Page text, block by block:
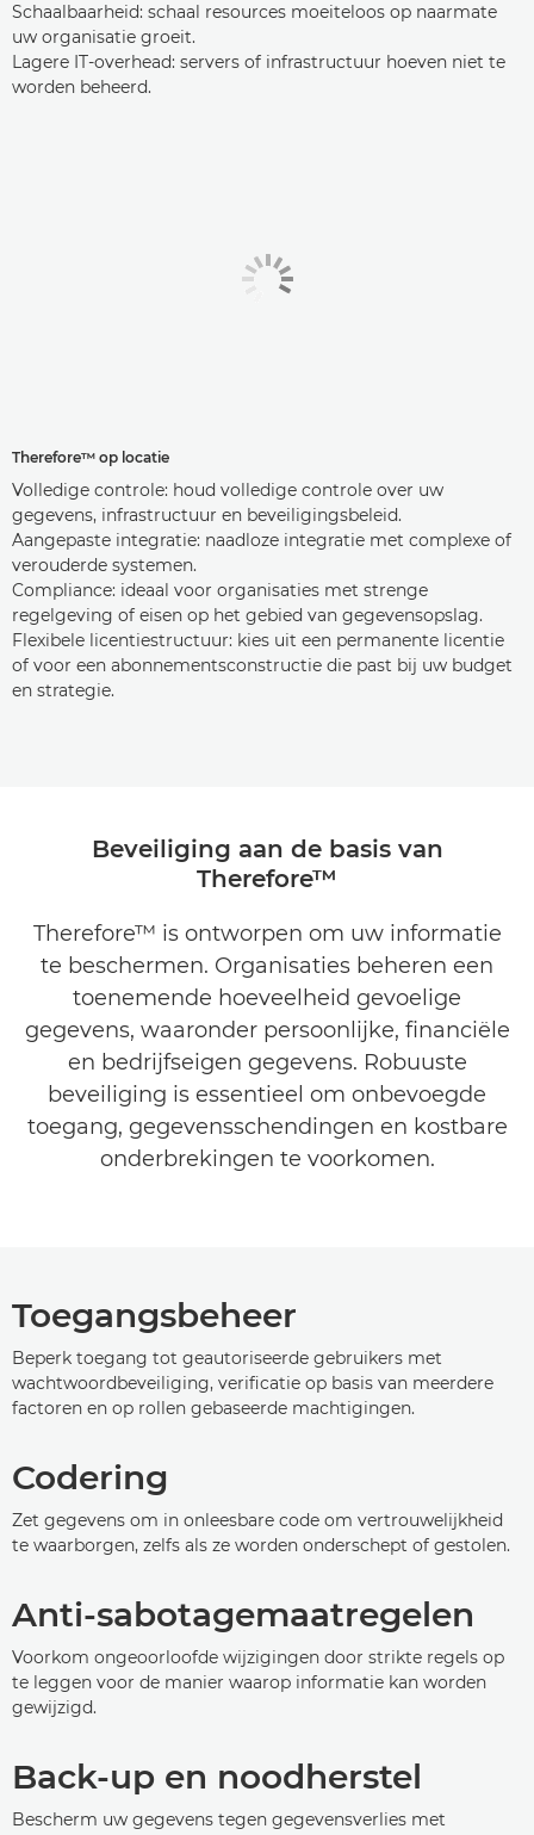
Schaalbaarheid: schaal resources moeiteloos op naarmate
uw organisatie groeit.
Lagere IT-overhead: servers of infrastructuur hoeven niet te
worden beheerd.
Therefore™ op locatie
Volledige controle: houd volledige controle over uw
gegevens, infrastructuur en beveiligingsbeleid.
Aangepaste integratie: naadloze integratie met complexe of
verouderde systemen.
Compliance: ideaal voor organisaties met strenge
regelgeving of eisen op het gebied van gegevensopslag.
Flexibele licentiestructuur: kies uit een permanente licentie
of voor een abonnementsconstructie die past bij uw budget
en strategie.
Beveiliging aan de basis van
Therefore™
Therefore™ is ontworpen om uw informatie
te beschermen. Organisaties beheren een
toenemende hoeveelheid gevoelige
gegevens, waaronder persoonlijke, financiële
en bedrijfseigen gegevens. Robuuste
beveiliging is essentieel om onbevoegde
toegang, gegevensschendingen en kostbare
onderbrekingen te voorkomen.
Toegangsbeheer
Beperk toegang tot geautoriseerde gebruikers met
wachtwoordbeveiliging, verificatie op basis van meerdere
factoren en op rollen gebaseerde machtigingen.
Codering
Zet gegevens om in onleesbare code om vertrouwelijkheid
te waarborgen, zelfs als ze worden onderschept of gestolen.
Anti-sabotagemaatregelen
Voorkom ongeoorloofde wijzigingen door strikte regels op
te leggen voor de manier waarop informatie kan worden
gewijzigd.
Back-up en noodherstel
Bescherm uw gegevens tegen gegevensverlies met